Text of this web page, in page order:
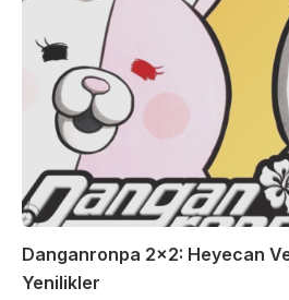
Danganronpa 2×2: Heyecan
Yenilikler